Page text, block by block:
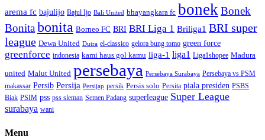
arema fc bajulijo Bajul Ijo Bali United bhayangkara fc bonekBonek
Bonitabonita Borneo FC BRI BRI Liga 1 Briliga1 BRI super
league Dewa United Dutra el-classico gelora bung tomo green force
greenforce indonesia kami haus gol kamu liga-1 liga1 Liga1shopee Madura
united Malut United persebaya Persebaya Surabaya Persebaya vs PSM
makassar Persib Persija Persijap persik Persis solo Persita piala presiden PSBS
Biak PSIM pss pss sleman Semen Padang superleague Super League
surabaya wani
Menu